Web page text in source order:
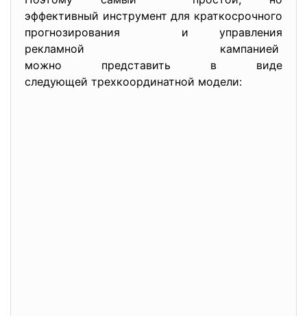
эффективный инструмент для краткосрочного
прогнозирования и управления
рекламной кампанией
можно представить в виде
следующей трехкоординатной модели: